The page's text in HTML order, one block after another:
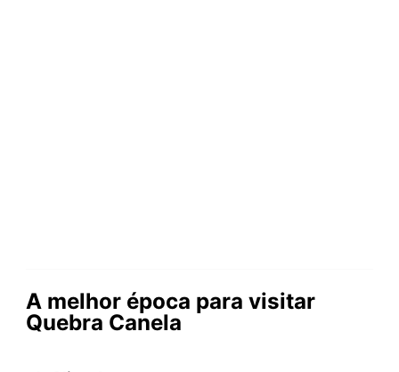
A melhor época para visitar
Quebra Canela